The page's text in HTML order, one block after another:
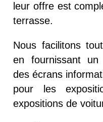
leur offre est
terrasse.
Nous facilitons
en fournissant un
des écrans
pour les
expositions de